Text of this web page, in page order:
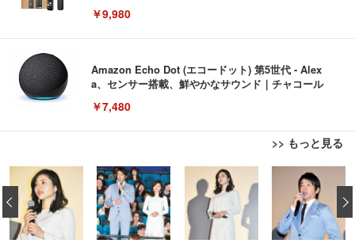
￥9,980
Amazon Echo Dot (エコードット) 第5世代 - Alex
a、センサー搭載、鮮やかなサウンド｜チャコール
￥7,480
>> もっと見る
[EdoErgo] オフィスチェア 椅子 テレワーク 疲れな
い 跳ね上げ式アームレスト コンパクト 約105度ロッ
キング pc 事務椅子 360度回転 座面昇降 強化ナイロ
ン樹脂ベース 通気性メッシュ 在宅ワーク H-WY01
(黒網+黒枠+黒足)
￥5,699
EIZO ビジネス向けプレミアムモニター | FlexScan
EV3240X-WT | 31.5型4K UHD・USB Type-C・ホワ
イト
￥105,595
Amazonベーシック ペットシーツ 薄型 レギュラー 1
回使い捨て 無香料 ホワイト 300枚
￥3,373
‹